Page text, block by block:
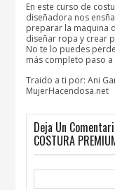
En este curso de
diseñadora nos
preparar la maquina
diseñar ropa y crear
No te lo puedes
más completo paso
Traido a ti por: Ani
MujerHacendosa.net
Deja Un
COSTURA